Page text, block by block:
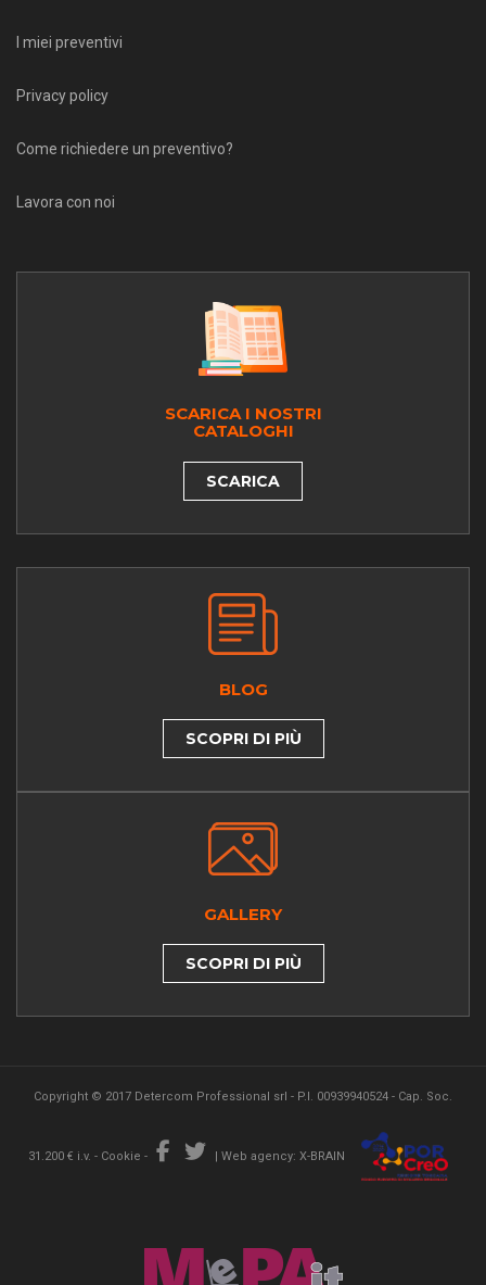
I miei preventivi
Privacy policy
Come richiedere un preventivo?
Lavora con noi
SCARICA I NOSTRI
CATALOGHI
SCARICA
BLOG
SCOPRI DI PIÙ
GALLERY
SCOPRI DI PIÙ
Copyright © 2017 Detercom Professional srl - P.I. 00939940524 - Cap. Soc.
31.200 € i.v. - Cookie - | Web agency: X-BRAIN